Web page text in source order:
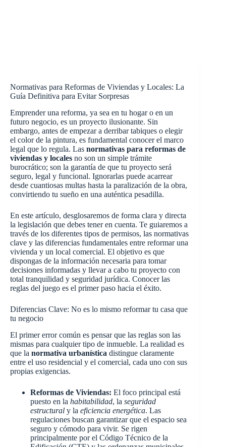
Normativas para Reformas de Viviendas y Locales: La
Guía Definitiva para Evitar Sorpresas
Emprender una reforma, ya sea en tu hogar o en un
futuro negocio, es un proyecto ilusionante. Sin
embargo, antes de empezar a derribar tabiques o elegir
el color de la pintura, es fundamental conocer el marco
legal que lo regula. Las normativas para reformas de
viviendas y locales no son un simple trámite
burocrático; son la garantía de que tu proyecto será
seguro, legal y funcional. Ignorarlas puede acarrear
desde cuantiosas multas hasta la paralización de la obra,
convirtiendo tu sueño en una auténtica pesadilla.
En este artículo, desglosaremos de forma clara y directa
la legislación que debes tener en cuenta. Te guiaremos a
través de los diferentes tipos de permisos, las normativas
clave y las diferencias fundamentales entre reformar una
vivienda y un local comercial. El objetivo es que
dispongas de la información necesaria para tomar
decisiones informadas y llevar a cabo tu proyecto con
total tranquilidad y seguridad jurídica. Conocer las
reglas del juego es el primer paso hacia el éxito.
Diferencias Clave: No es lo mismo reformar tu casa que
tu negocio
El primer error común es pensar que las reglas son las
mismas para cualquier tipo de inmueble. La realidad es
que la normativa urbanística distingue claramente
entre el uso residencial y el comercial, cada uno con sus
propias exigencias.
Reformas de Viviendas: El foco principal está
puesto en la habitabilidad, la seguridad
estructural y la eficiencia energética. Las
regulaciones buscan garantizar que el espacio sea
seguro y cómodo para vivir. Se rigen
principalmente por el Código Técnico de la